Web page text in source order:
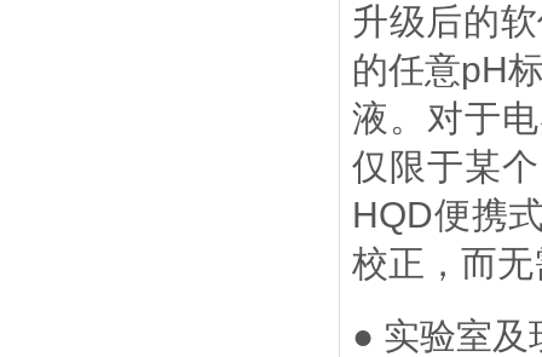
升级后的
的任意pH
液。对于
仅限于某
HQD便携
校正，而
● 实验室及